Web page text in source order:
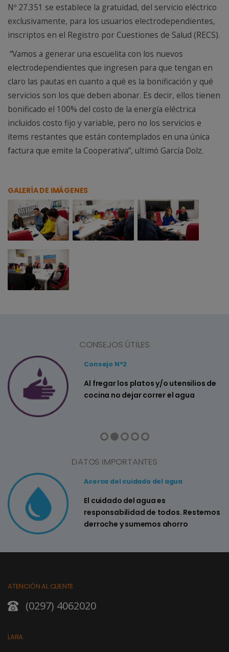
Nº 27.351 se establece la gratuidad, del servicio eléctrico
exclusivamente, para los usuarios electrodependientes,
inscriptos en el Registro por Cuestiones de Salud (RECS).
“Vamos a generar una escuelita con los nuevos
electrodependientes que ingresen para que tengan en
claro las pautas en cuanto a qué es la bonificación y qué
servicios son los que deben abonar. Es decir, ellos tienen
bonificado el 100% del costo de la energía eléctrica
incluidos costo fijo y variable, pero no los servicios e
ítems restantes que están contemplados en una única
factura que emite la Cooperativa”, ultimó García Dolz.
GALERÍA DE IMÁGENES
CONSEJOS ÚTILES
Consejo Nº2
Al fregar los platos y/o utensilios de
cocina no dejar correr el agua
DATOS IMPORTANTES
Acerca del cuidado del agua
El cuidado del agua es
responsabilidad de todos. Restemos
derroche y sumemos ahorro
ATENCIÓN AL CLIENTE
(0297) 4062020
LARA